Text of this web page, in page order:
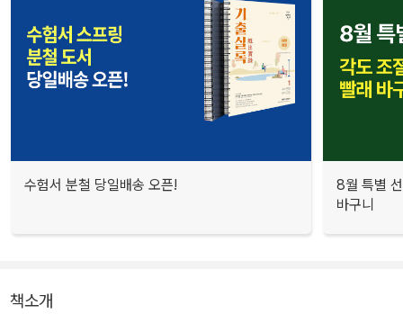
수험서 분철 당일배송 오픈!
8월 특별
바구니
책소개